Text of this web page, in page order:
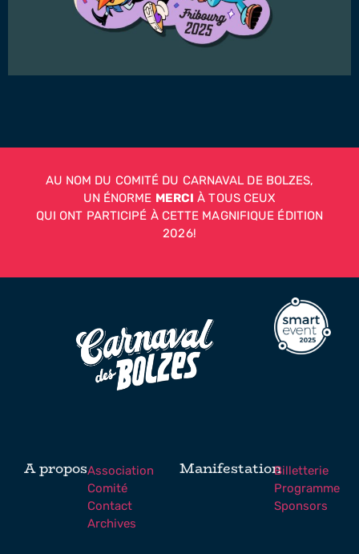
AU NOM DU COMITÉ DU CARNAVAL DE BOLZES,
UN ÉNORME MERCI À TOUS CEUX
QUI ONT PARTICIPÉ À CETTE MAGNIFIQUE ÉDITION
2026!
A proposAssociation
Comité
Contact
Archives
ManifestationBilletterie
Programme
Sponsors